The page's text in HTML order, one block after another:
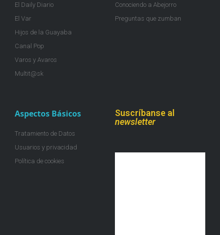
El Daily Diario
El Var
Hijos de la Guayaba
Canal Pop
Varos y Avaros
Multit@sk
Conociendo a Abejorro
Preguntas que zumban
Aspectos Básicos
Tratamiento de Datos
Usuarios y privacidad
Política de cookies
Suscríbanse al
newsletter